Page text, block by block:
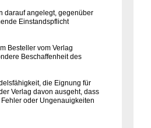
darauf angelegt, gegenüber
Einstandspflicht
Besteller vom Verlag
Beschaffenheit des
die Eignung für
Verlag davon ausgeht, dass
oder Ungenauigkeiten